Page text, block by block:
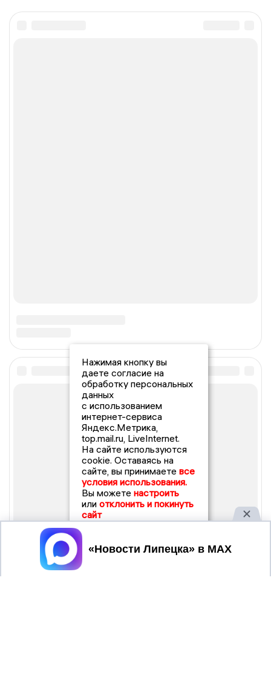
Нажимая кнопку вы
даете согласие на
обработку персональных
данных
с использованием
интернет-сервиса
Яндекс.Метрика,
top.mail.ru, LiveInternet.
На сайте используются
cookie. Оставаясь на
сайте, вы принимаете все
условия использования.
Вы можете настроить
или отклонить и покинуть
сайт
Принять